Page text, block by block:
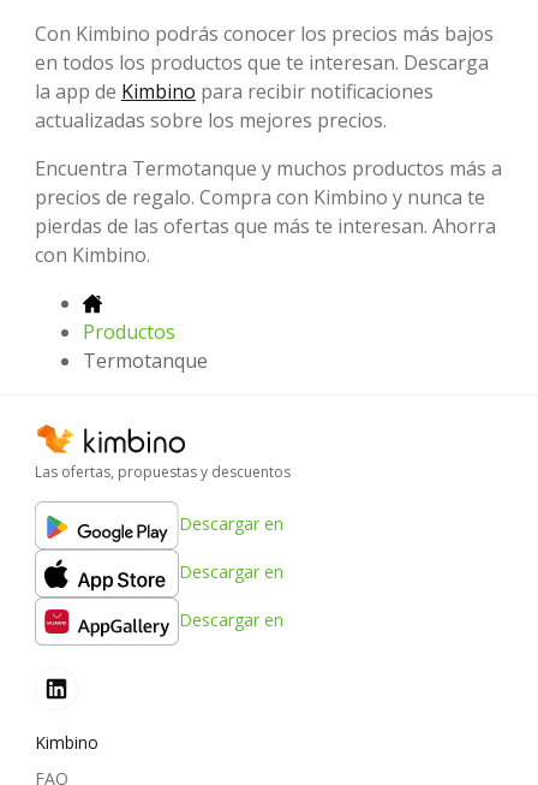
Con Kimbino podrás conocer los precios más bajos
en todos los productos que te interesan. Descarga
la app de Kimbino para recibir notificaciones
actualizadas sobre los mejores precios.
Encuentra Termotanque y muchos productos más a
precios de regalo. Compra con Kimbino y nunca te
pierdas de las ofertas que más te interesan. Ahorra
con Kimbino.
Productos
Termotanque
Las ofertas, propuestas y descuentos
Descargar en
Descargar en
Descargar en
Kimbino
FAQ